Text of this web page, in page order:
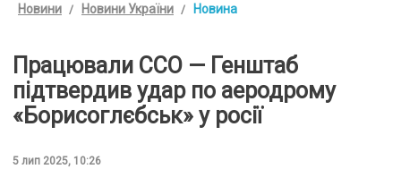
Новини Новини України Новина
Працювали ССО — Генштаб
підтвердив удар по аеродрому
«Борисоглєбськ» у росії
5 лип 2025, 10:26